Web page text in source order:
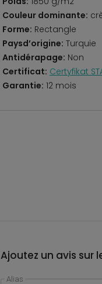
Couleur dominante:
Forme: Rectangle
Paysd’origine: Turquie
Antidérapage: Non
Certificat: Certyfikat
Garantie: 12 mois
Ajoutez un avis sur
Alias